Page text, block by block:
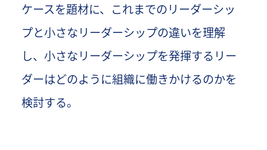
ケースを題材に、これまでのリーダーシッ
プと小さなリーダーシップの違いを理解
し、小さなリーダーシップを発揮するリー
ダーはどのように組織に働きかけるのかを
検討する。